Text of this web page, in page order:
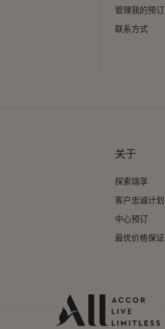
管理我的预订
联系方式
关于
探索瑞享
客户忠诚计划
中心预订
最优价格保证